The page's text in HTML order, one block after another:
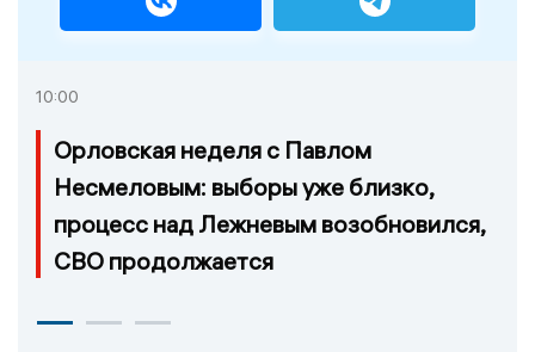
10:00
Орловская неделя с Павлом
Несмеловым: выборы уже близко,
процесс над Лежневым возобновился,
СВО продолжается